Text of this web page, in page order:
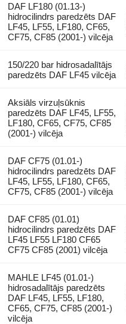
DAF LF180 (01.13-)
hidrocilindrs paredzēts DAF
LF45, LF55, LF180, CF65,
CF75, CF85 (2001-) vilcēja
150/220 bar hidrosadalītājs
paredzēts DAF LF45 vilcēja
Aksiāls virzuļsūknis
paredzēts DAF LF45, LF55,
LF180, CF65, CF75, CF85
(2001-) vilcēja
DAF CF75 (01.01-)
hidrocilindrs paredzēts DAF
LF45, LF55, LF180, CF65,
CF75, CF85 (2001-) vilcēja
DAF CF85 (01.01)
hidrocilindrs paredzēts DAF
LF45 LF55 LF180 CF65
CF75 CF85 (2001) vilcēja
MAHLE LF45 (01.01-)
hidrosadalītājs paredzēts
DAF LF45, LF55, LF180,
CF65, CF75, CF85 (2001-)
vilcēja